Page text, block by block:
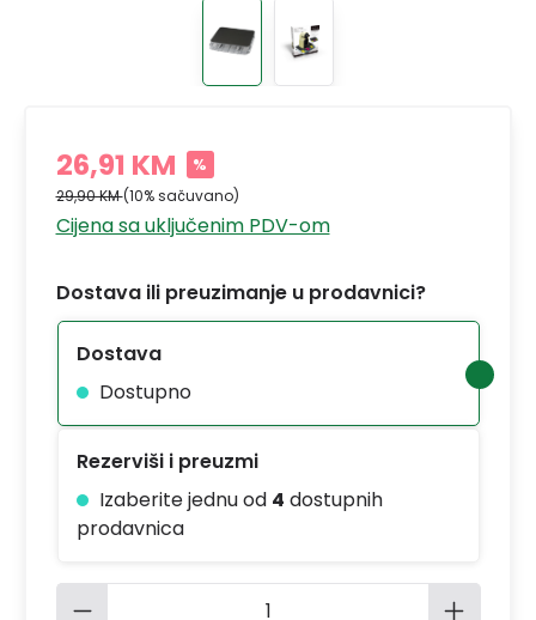
26,91 KM %
29,90 KM(10% sačuvano)
Cijena sa uključenim PDV-om
Dostava ili preuzimanje u prodavnici?
Dostava
Dostupno
Rezerviši i preuzmi
Izaberite jednu od 4 dostupnih
prodavnica
Količina proizvoda: Unesite